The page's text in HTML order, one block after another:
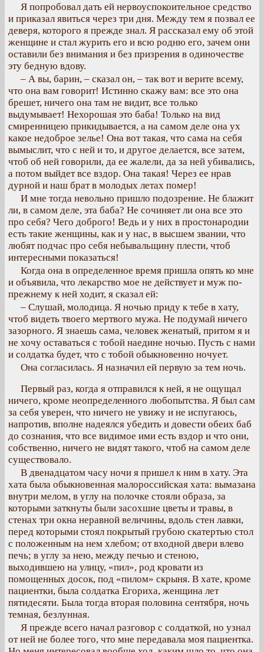
Я попробовал дать ей нервоуспокоительное средство
и приказал явиться через три дня. Между тем я позвал ее
деверя, которого я прежде знал. Я рассказал ему об этой
женщине и стал журить его и всю родню его, зачем они
оставили без внимания и без призрения в одиночестве
эту бедную вдову.
– А вы, барин, – сказал он, – так вот и верите всему,
что она вам говорит! Истинно скажу вам: все это она
брешет, ничего она там не видит, все только
выдумывает! Нехорошая это баба! Только на вид
смиренницею прикидывается, а на самом деле она ух
какое недоброе зелье! Она вот такая, что сама на себя
вымыслит, что с ней и то, и другое делается, все затем,
чтоб об ней говорили, да ее жалели, да за ней убивались,
а потом выйдет все вздор. Она такая! Через ее нрав
дурной и наш брат в молодых летах помер!
И мне тогда невольно пришло подозрение. Не блажит
ли, в самом деле, эта баба? Не сочиняет ли она все это
про себя? Чего доброго! Ведь и у них в простонародии
есть такие женщины, как и у нас, в высшем звании, что
любят подчас про себя небывальщину плести, чтоб
интересными показаться!
Когда она в определенное время пришла опять ко мне
и объявила, что лекарство мое не действует и муж по-
прежнему к ней ходит, я сказал ей:
– Слушай, молодица. Я ночью приду к тебе в хату,
чтоб видеть твоего мертвого мужа. Не подумай ничего
зазорного. Я знаешь сама, человек женатый, притом я и
не хочу оставаться с тобой наедине ночью. Пусть с нами
и солдатка будет, что с тобой обыкновенно ночует.
Она согласилась. Я назначил ей первую за тем ночь.
Первый раз, когда я отправился к ней, я не ощущал
ничего, кроме неопределенного любопытства. Я был сам
за себя уверен, что ничего не увижу и не испугаюсь,
напротив, вполне надеялся убедить и довести обеих баб
до сознания, что все видимое ими есть вздор и что они,
собственно, ничего не видят такого, чтоб на самом деле
существовало.
В двенадцатом часу ночи я пришел к ним в хату. Эта
хата была обыкновенная малороссийская хата: вымазана
внутри мелом, в углу на полочке стояли образа, за
которыми заткнуты были засохшие цветы и травы, в
стенах три окна неравной величины, вдоль стен лавки,
перед которыми стоял покрытый грубою скатертью стол
с положенным на нем хлебом; от входной двери влево
печь; в углу за нею, между печью и стеною,
выходившею на улицу, «пил», род кровати из
помощенных досок, под «пилом» скрыня. В хате, кроме
пациентки, была солдатка Егориха, женщина лет
пятидесяти. Была тогда вторая половина сентября, ночь
темная, безлунная.
Я прежде всего начал разговор с солдаткой, но узнал
от ней не более того, что мне передавала моя пациентка.